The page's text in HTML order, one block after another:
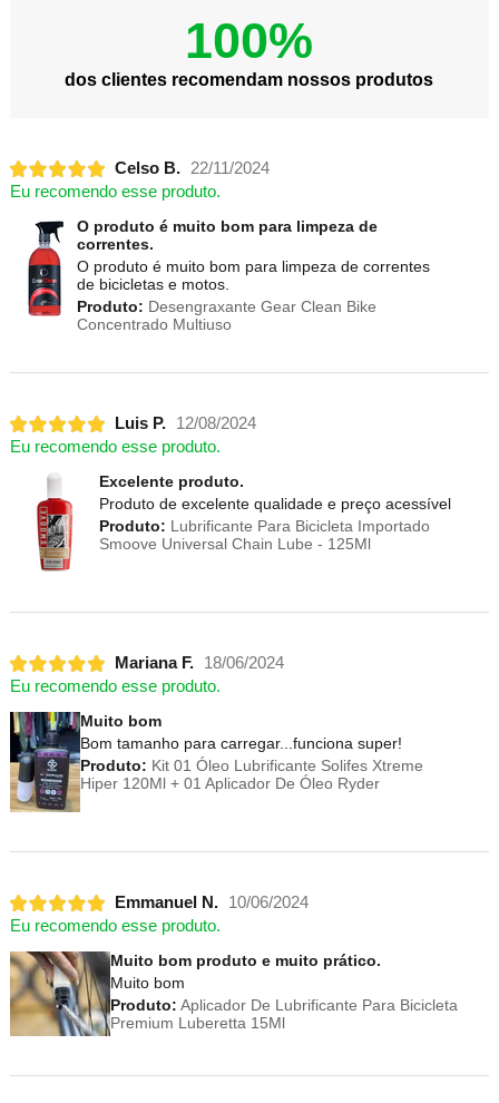
100%
dos clientes recomendam nossos produtos
Celso B.
22/11/2024
Eu recomendo esse produto.
O produto é muito bom para limpeza de
correntes.
O produto é muito bom para limpeza de correntes
de bicicletas e motos.
Produto: Desengraxante Gear Clean Bike
Concentrado Multiuso
Luis P.
12/08/2024
Eu recomendo esse produto.
Excelente produto.
Produto de excelente qualidade e preço acessível
Produto: Lubrificante Para Bicicleta Importado
Smoove Universal Chain Lube - 125Ml
Mariana F.
18/06/2024
Eu recomendo esse produto.
Muito bom
Bom tamanho para carregar...funciona super!
Produto: Kit 01 Óleo Lubrificante Solifes Xtreme
Hiper 120Ml + 01 Aplicador De Óleo Ryder
Emmanuel N.
10/06/2024
Eu recomendo esse produto.
Muito bom produto e muito prático.
Muito bom
Produto: Aplicador De Lubrificante Para Bicicleta
Premium Luberetta 15Ml